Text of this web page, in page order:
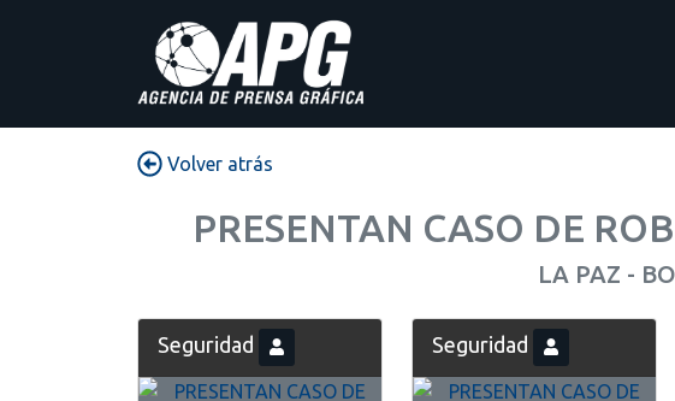
Volver atrás
PRESENTAN CASO DE
LA PAZ -
Seguridad Seguridad